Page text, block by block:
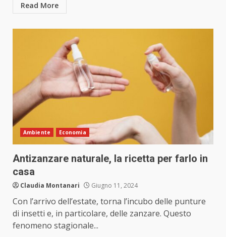
Read More
Ambiente Economia
Antizanzare naturale, la ricetta per farlo in
casa
Claudia Montanari Giugno 11, 2024
Con l’arrivo dell’estate, torna l’incubo delle punture
di insetti e, in particolare, delle zanzare. Questo
fenomeno stagionale...